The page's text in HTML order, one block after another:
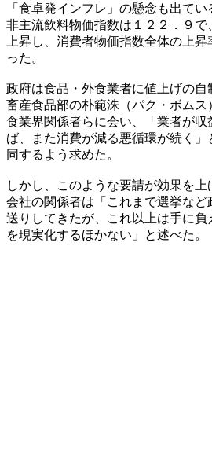
「食卓発インフレ」の懸念も出て
非主流飲料物価指数は１２２．９で
上昇し、消費者物価指数全体の上
った。
政府は食品・外食業者に値上げの
畜産食品部の朴範洙（パク・ボム
食業界関係者らに会い、「業者が
ば、また消費が減る悪循環が続く
同するよう求めた。
しかし、このような要請が効果を
会社の関係者は「これまで選挙な
送りしてきたが、これ以上は手に
を現実化するほかない」と述べた。